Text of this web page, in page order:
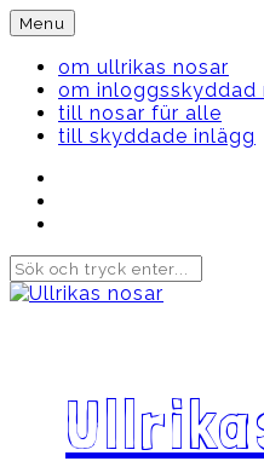
Skip
to
content
Menu
om ullrikas nosar
om inloggsskyddad
till nosar für alle
till skyddade inlägg